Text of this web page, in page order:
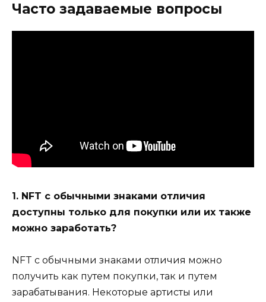
Часто задаваемые вопросы
1. NFT с обычными знаками отличия
доступны только для покупки или их также
можно заработать?
NFT с обычными знаками отличия можно
получить как путем покупки, так и путем
зарабатывания. Некоторые артисты или